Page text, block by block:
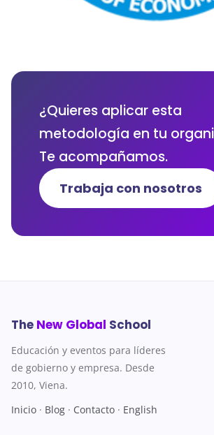
¿Quieres aplicar esta
metodología en tu
Te acompañamos.
Trabaja con nosotros
The New Global School
Educación y eventos para líderes
de gobierno y empresa. Desde
2010, Viena.
Inicio · Blog · Contacto · English